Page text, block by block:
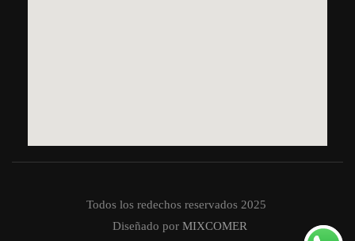
Todos los redechos reservados 2025
Diseñado por MIXCOMER